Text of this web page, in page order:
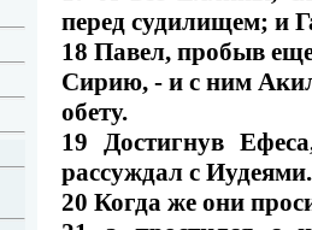
перед судилищем; и
18 Павел, пробыв
Сирию, - и с ним
обету.
19 Достигнув
рассуждал с Иудеями.
20 Когда же они